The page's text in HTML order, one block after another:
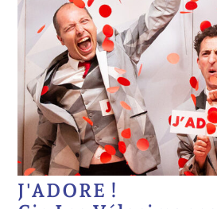
J'ADORE !